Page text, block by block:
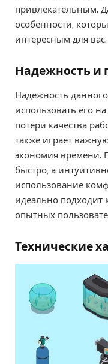
привлекательным.
особенности,
интересным для вас.
Надежность и
Надежность
использовать его
потери качества
также играет
экономия времени.
быстро, а
использование
идеально подходит
опытных
Технические